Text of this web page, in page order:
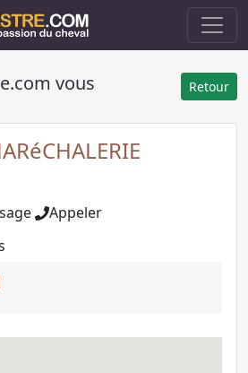
Retour
vous
Appeler